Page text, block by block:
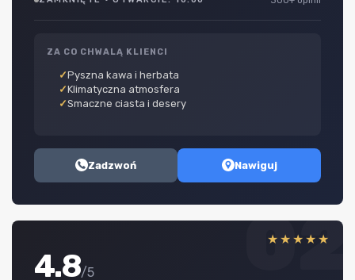
ZA CO CHWALĄ KLIENCI
Pyszna kawa i herbata
Klimatyczna atmosfera
Smaczne ciasta i desery
Zadzwoń Nawiguj
02
★★★★★
4.8/5